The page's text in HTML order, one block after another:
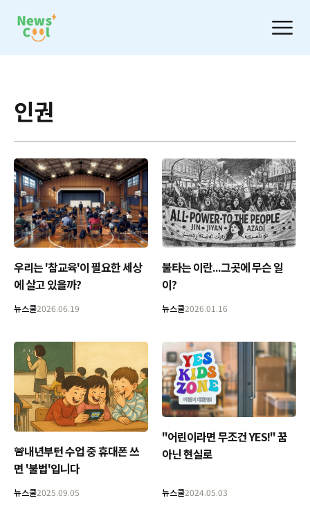
인권
우리는 '참교육'이 필요한 세상
에 살고 있을까?
뉴스쿨2026.06.19
불타는 이란...그곳에 무슨 일
이?
뉴스쿨2026.01.16
🚨내년부턴 수업 중 휴대폰 쓰
면 '불법'입니다
뉴스쿨2025.09.05
"어린이라면 무조건 YES!" 꿈
아닌 현실로
뉴스쿨2024.05.03